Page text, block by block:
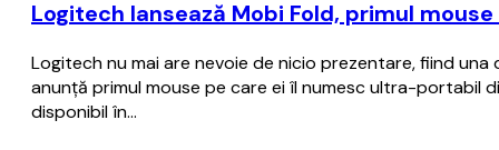
Logitech lansează Mobi Fold, primul
Logitech nu mai are nevoie de nicio prezentare, fiind
anunță primul mouse pe care ei îl numesc ultra-portabil
disponibil în…